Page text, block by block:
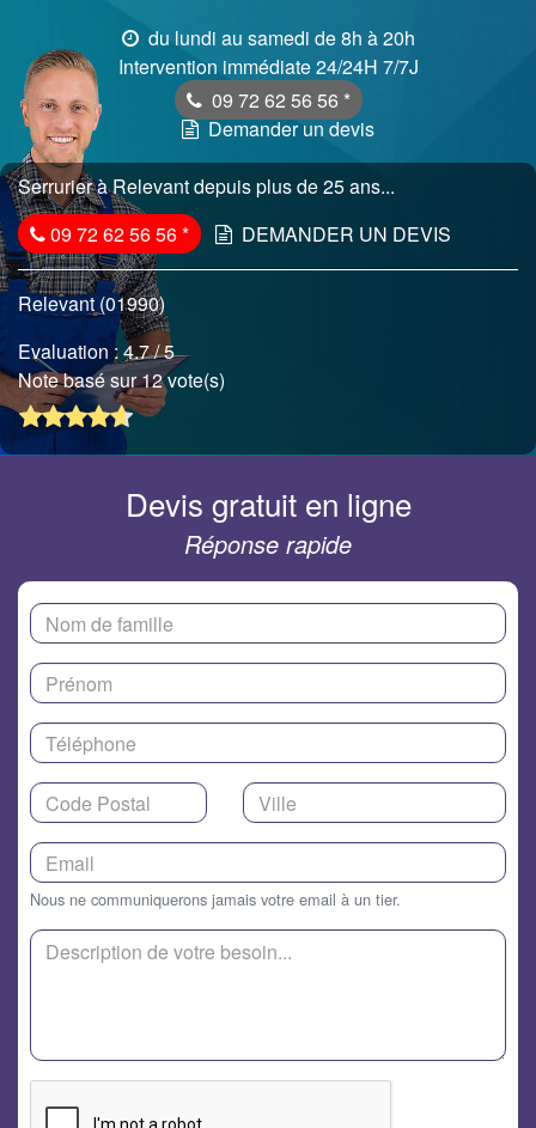
du lundi au samedi de 8h à 20h
Intervention immédiate 24/24H 7/7J
09 72 62 56 56 *
Demander un devis
Serrurier à Relevant depuis plus de 25 ans...
09 72 62 56 56* DEMANDER UN DEVIS
Relevant (01990)
Evaluation :4.7/ 5
Note basé sur 12 vote(s)
Devis gratuit en ligne
Réponse rapide
Nous ne communiquerons jamais votre email à un tier.